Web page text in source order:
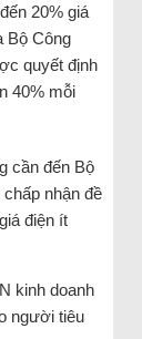
20% giá
Bộ Công
quyết định
40% mỗi
cần đến Bộ
nhận đề
điện ít
kinh doanh
người tiêu